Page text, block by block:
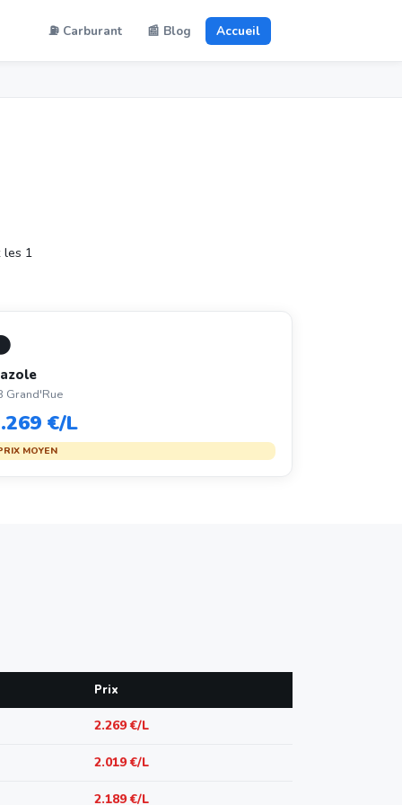
⛽ Carburant 📰 Blog Accueil
les 1
Grand'Rue
€/L
MOYEN
Prix
2.269 €/L
2.019 €/L
2.189 €/L